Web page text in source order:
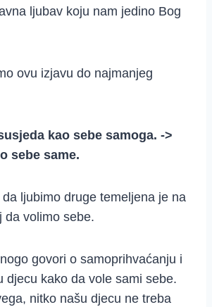
ljubav koju nam jedino Bog
ovu izjavu do najmanjeg
kao sebe samoga. ->
sebe same.
ljubimo druge temeljena je na
da volimo sebe.
govori o samoprihvaćanju i
djecu kako da vole sami sebe.
nitko našu djecu ne treba